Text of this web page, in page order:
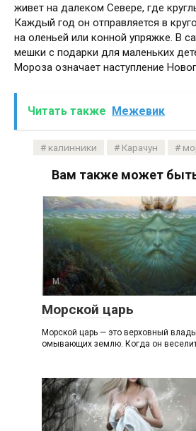
живет на далеком Севере, где
Каждый год он отправляется в
на оленьей или конной упряжке. В
мешки с подарки для маленьких
Мороза означает наступление
Читать также Межевик
калинники Карачун
Вам также может
М
Морской царь
Морской царь — это верховный
омывающих землю. Когда он